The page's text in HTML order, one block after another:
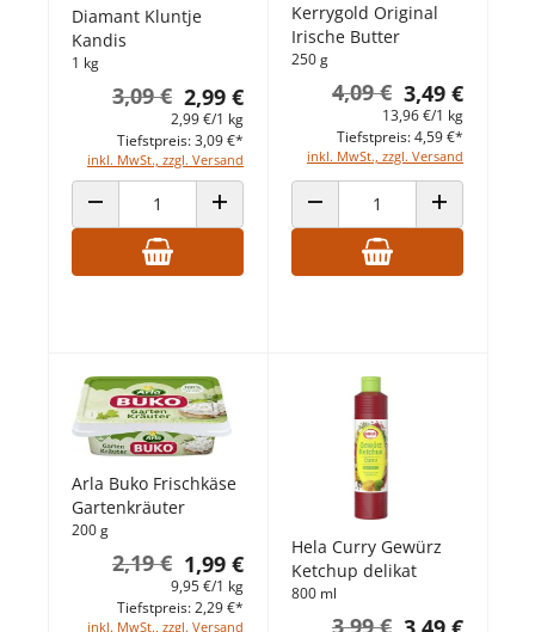
Diamant Kluntje
Kandis
1 kg
2,99 €
3,09 €
2,99 €/1 kg
inkl. MwSt., zzgl. Versand
Tiefstpreis: 3,09 €*
ANZAHL VERRINGERNANZAHL ERHÖHEN
Kerrygold Original
Irische Butter
250 g
3,49 €
4,09 €
13,96 €/1 kg
inkl. MwSt., zzgl. Versand
Tiefstpreis: 4,59 €*
ANZAHL VERRINGERNANZAHL
Arla Buko Frischkäse
Gartenkräuter
200 g
1,99 €
2,19 €
9,95 €/1 kg
inkl. MwSt., zzgl. Versand
Tiefstpreis: 2,29 €*
Hela Curry Gewürz
Ketchup delikat
800 ml
3,99 €